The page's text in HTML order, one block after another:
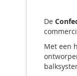
afbeeldingen-
De
Met een